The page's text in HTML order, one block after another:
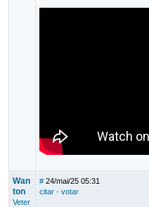
Wan
ton
Veter
# 24/mai/25 05:31
citar· votar